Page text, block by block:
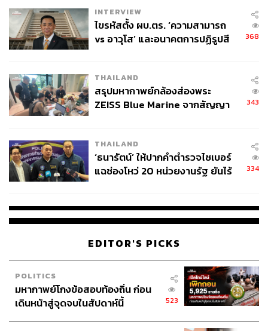
INTERVIEW
ไขรหัสตั้ง ผบ.ตร. ‘ความสามารถ
vs อาวุโส’ และอนาคตการปฏิรูปสี
368
THAILAND
สรุปมหากาพย์กล้องส่องพระ
ZEISS Blue Marine จากสัญญา
จ่ายหนี้-แอบระบุแบรนด์
343
THAILAND
‘ธนารัตน์’ ให้ปากคำตำรวจไซเบอร์
แฉช่องโหว่ 20 หน่วยงานรัฐ ยันไร้
334
EDITOR'S PICKS
POLITICS
มหากาพย์โกงข้อสอบท้องถิ่น ก่อน
เดินหน้าสู่จุดจบในสัปดาห์นี้
523